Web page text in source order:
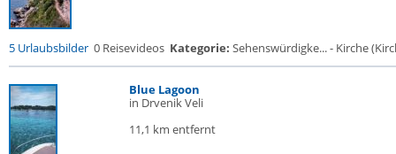
5 Urlaubsbilder 0 Reisevideos Kategorie: Sehenswürdigke... - Kirche
Blue Lagoon
in Drvenik Veli
11,1 km entfernt